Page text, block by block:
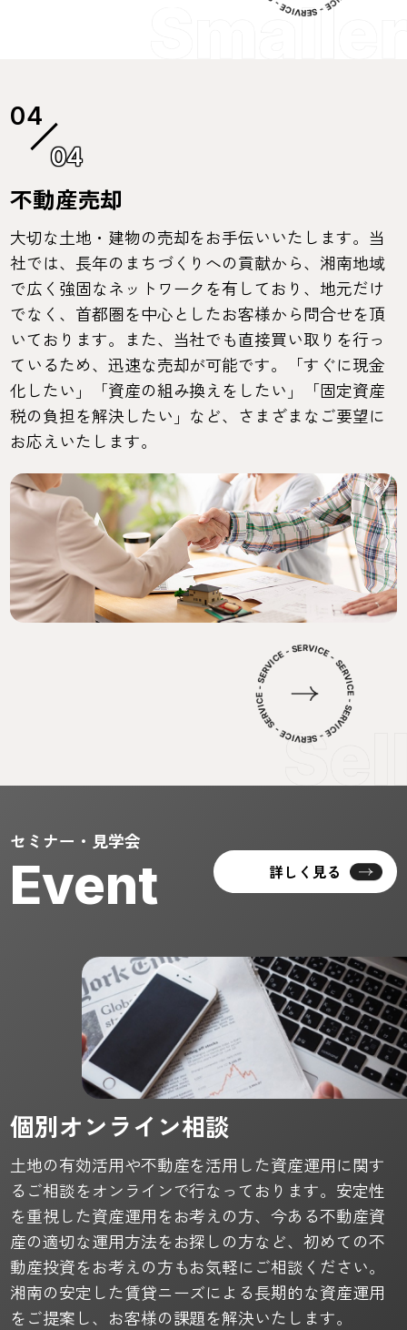
04
不動産売却
大切な土地・建物の売却をお手伝いいたします。当
社では、長年のまちづくりへの貢献から、湘南地域
で広く強固なネットワークを有しており、地元だけ
でなく、首都圏を中心としたお客様から問合せを頂
いております。また、当社でも直接買い取りを行っ
ているため、迅速な売却が可能です。「すぐに現金
化したい」「資産の組み換えをしたい」「固定資産
税の負担を解決したい」など、さまざまなご要望に
お応えいたします。
セミナー・見学会
Event 詳しく見る
個別オンライン相談
土地の有効活用や不動産を活用した資産運用に関す
るご相談をオンラインで行なっております。安定性
を重視した資産運用をお考えの方、今ある不動産資
産の適切な運用方法をお探しの方など、初めての不
動産投資をお考えの方もお気軽にご相談ください。
湘南の安定した賃貸ニーズによる長期的な資産運用
をご提案し、お客様の課題を解決いたします。